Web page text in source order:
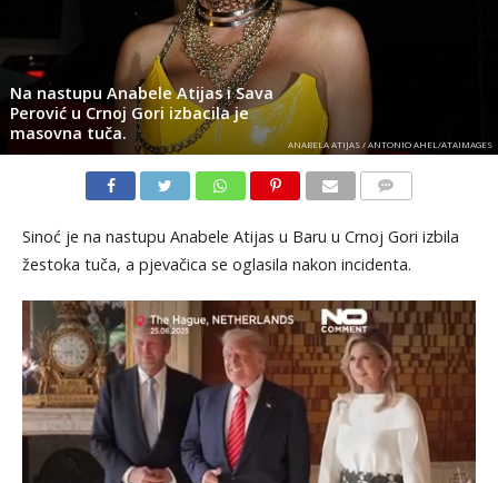
Na nastupu Anabele Atijas i Sava
Perović u Crnoj Gori izbacila je
masovna tuča.
ANABELA ATIJAS / ANTONIO AHEL/ATAIMAGES
Sinoć je na nastupu Anabele Atijas u Baru u Crnoj Gori izbila
žestoka tuča, a pjevačica se oglasila nakon incidenta.